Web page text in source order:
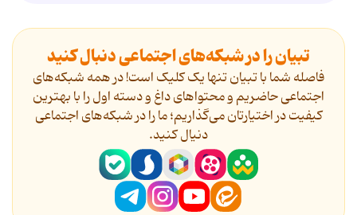
تبیان را در شبکه‌های اجتماعی دنبال کنید
فاصله شما با تبیان تنها یک کلیک است! در همه شبکه‌های
اجتماعی حاضریم و محتواهای داغ و دسته اول را با بهترین
کیفیت در اختیارتان می‌گذاریم؛ ما را در شبکه‌های اجتماعی
دنیال کنید.